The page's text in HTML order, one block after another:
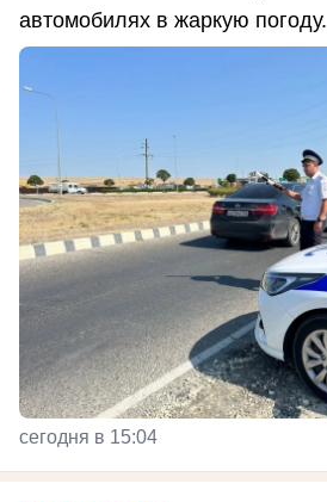
автомобилях в жаркую погоду.
сегодня в 15:04